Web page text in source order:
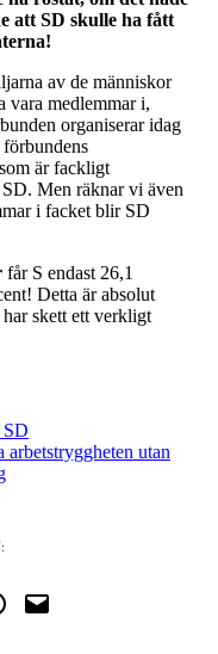
att SD skulle ha fått
av de människor
vara medlemmar i,
organiserar idag
är fackligt
Men räknar vi även
i facket blir SD
får S endast 26,1
Detta är absolut
skett ett verkligt
SD
utan
i WhatsApp
Maila en länk